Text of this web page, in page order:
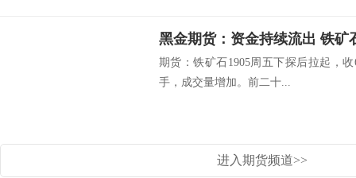
黑金期货：资金持续流出 铁矿
期货：铁矿石1905周五下探后拉起，
手，成交量增加。前二十...
进入期货频道>>